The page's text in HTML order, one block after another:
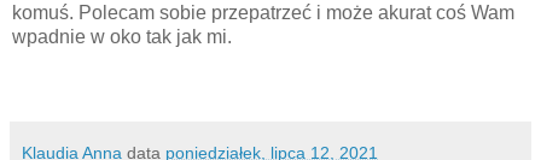
komuś. Polecam sobie przepatrzeć i może akurat coś Wam
wpadnie w oko tak jak mi.
Klaudia Anna data poniedziałek, lipca 12, 2021